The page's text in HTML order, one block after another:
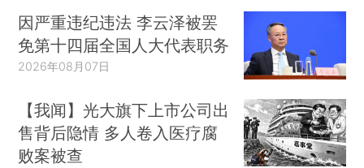
因严重违纪违法 李云泽被罢
免第十四届全国人大代表职务
2026年08月07日
【我闻】光大旗下上市公司出
售背后隐情 多人卷入医疗腐
败案被查